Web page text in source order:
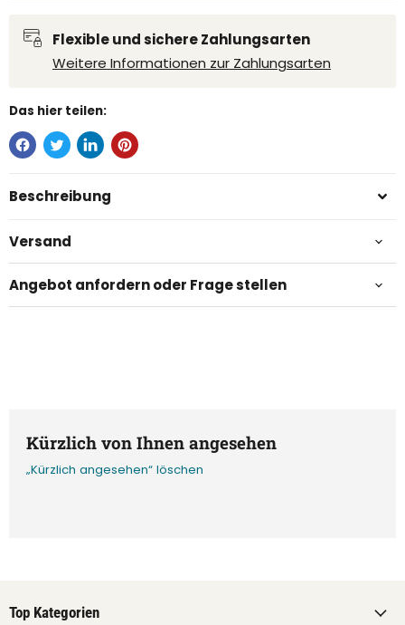
Flexible und sichere Zahlungsarten
Weitere Informationen zur Zahlungsarten
Das hier teilen:
Beschreibung
Versand
Angebot anfordern oder Frage stellen
Kürzlich von Ihnen angesehen
„Kürzlich angesehen“ löschen
Top Kategorien